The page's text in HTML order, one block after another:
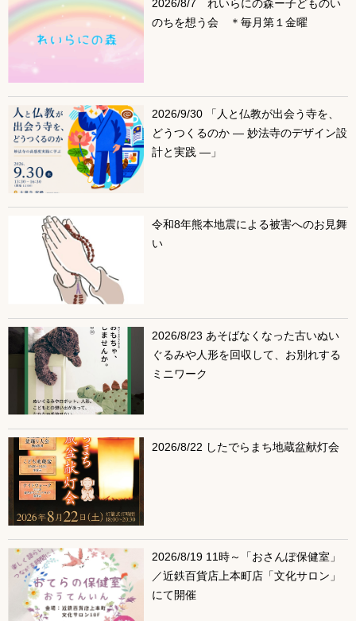
2026/8/7 れいらにの森ー子どものい
のちを想う会 ＊毎月第１金曜
2026/9/30 「人と仏教が出会う寺を、
どうつくるのか ― 妙法寺のデザイン設
計と実践 ―」
令和8年熊本地震による被害へのお見舞
い
2026/8/23 あそばなくなった古いぬい
ぐるみや人形を回収して、お別れする
ミニワーク
2026/8/22 したでらまち地蔵盆献灯会
2026/8/19 11時～「おさんぽ保健室」
／近鉄百貨店上本町店「文化サロン」
にて開催